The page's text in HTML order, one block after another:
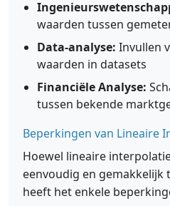
waarden tussen
Data-analyse: Invullen
waarden in datasets
Financiële Analyse:
tussen bekende
Beperkingen van Lineaire
Hoewel lineaire
eenvoudig en gemakkelijk
heeft het enkele